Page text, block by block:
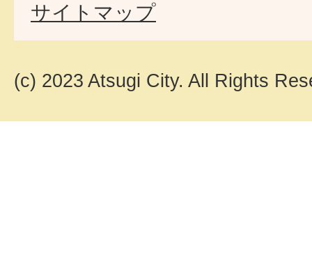
サイトマップ
(c) 2023 Atsugi City. All Rights